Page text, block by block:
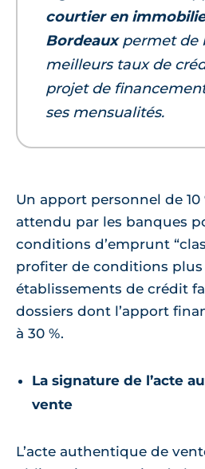
courtier en
Bordeauxpermet de
meilleurs taux de
projet de
ses mensualités.
Un apport personnel de
attendu par les banques
conditions d’emprunt
profiter de conditions plus
établissements de crédit
dossiers dont l’apport
à 30 %.
La signature de l’acte
vente
L’acte authentique de